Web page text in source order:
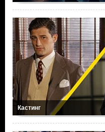
Кастинг